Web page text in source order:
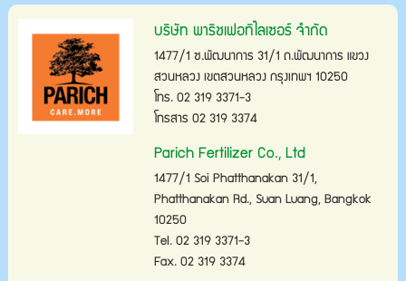
บริษัท พาริชเฟอทิไลเซอร์ จำกัด
1477/1 ซ.พัฒนาการ 31/1 ถ.พัฒนาการ แขวง
สวนหลวง เขตสวนหลวง กรุงเทพฯ 10250
โทร. 02 319 3371-3
โทรสาร 02 319 3374
Parich Fertilizer Co., Ltd
1477/1 Soi Phatthanakan 31/1,
Phatthanakan Rd., Suan Luang, Bangkok
10250
Tel. 02 319 3371-3
Fax. 02 319 3374